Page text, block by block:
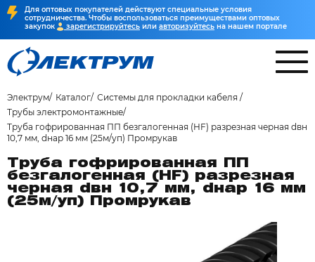
Для оптовых покупателей действуют специальные условия
сотрудничества. Чтобы воспользоваться преимуществами оптовых
закупок
зарегистрируйтесь или авторизуйтесь на нашем портале
Электрум Каталог Системы для прокладки кабеля
Трубы электромонтажные
Труба гофрированная ПП безгалогенная (HF) разрезная черная dвн
10,7 мм, dнар 16 мм (25м/уп) Промрукав
Труба гофрированная ПП
безгалогенная (HF) разрезная
черная dвн 10,7 мм, dнар 16 мм
(25м/уп) Промрукав